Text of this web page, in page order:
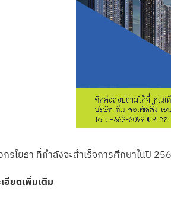
รโยธา ที่กำลังจะสำเร็จการศึกษาในปี
อียดเพิ่มเติม